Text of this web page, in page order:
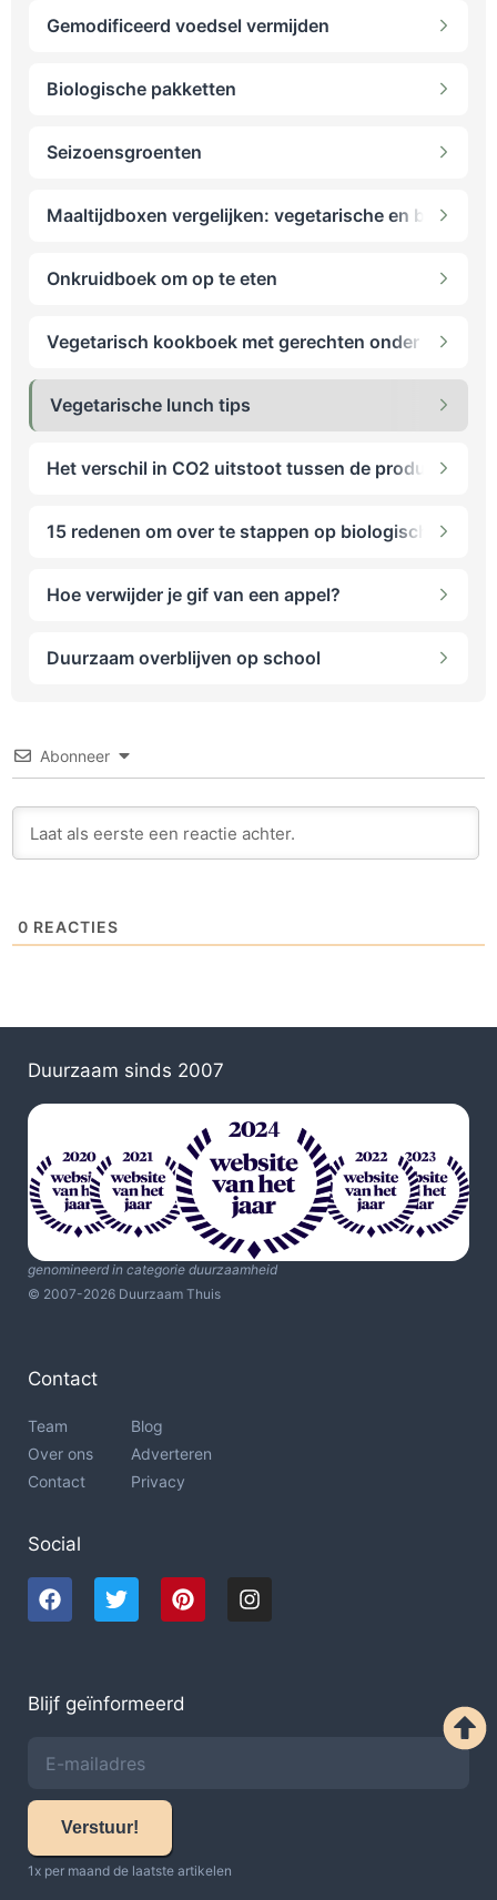
Gemodificeerd voedsel vermijden
Biologische pakketten
Seizoensgroenten
Maaltijdboxen vergelijken: vegetarische en
Onkruidboek om op te eten
Vegetarisch kookboek met gerechten onder 5 euro
Vegetarische lunch tips
Het verschil in CO2 uitstoot tussen de productie van
15 redenen om over te stappen op biologische
Hoe verwijder je gif van een appel?
Duurzaam overblijven op school
Abonneer
0 REACTIES
Duurzaam sinds 2007
genomineerd in categorie duurzaamheid
© 2007-2026 Duurzaam Thuis
Contact
Team
Over ons
Contact
Blog
Adverteren
Privacy
Social
Blijf geïnformeerd
Verstuur!
1x per maand de laatste artikelen